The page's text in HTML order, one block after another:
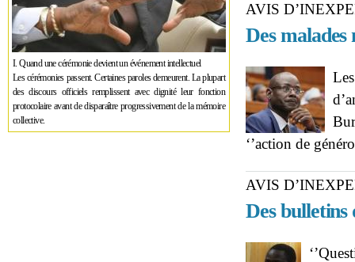
I. Quand une cérémonie devient un événement intellectuel
Les cérémonies passent. Certaines paroles demeurent. La plupart
des discours officiels remplissent avec dignité leur fonction
protocolaire avant de disparaître progressivement de la mémoire
collective.
AVIS
Des
‘’action de
AVIS
Des bulletins